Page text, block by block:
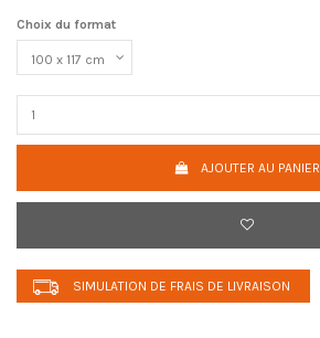
Choix du format
AJOUTER AU PANIER
SIMULATION DE FRAIS DE LIVRAISON